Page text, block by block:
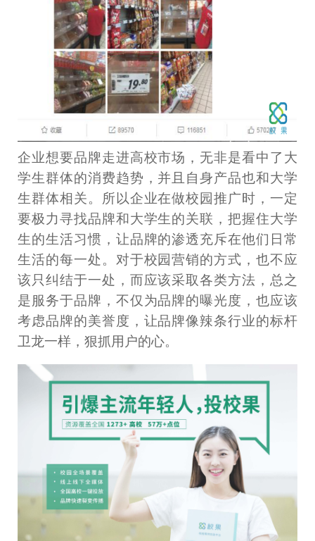
企业想要品牌走进高校市场，无非是看中了大
学生群体的消费趋势，并且自身产品也和大学
生群体相关。所以企业在做校园推广时，一定
要极力寻找品牌和大学生的关联，把握住大学
生的生活习惯，让品牌的渗透充斥在他们日常
生活的每一处。对于校园营销的方式，也不应
该只纠结于一处，而应该采取各类方法，总之
是服务于品牌，不仅为品牌的曝光度，也应该
考虑品牌的美誉度，让品牌像辣条行业的标杆
卫龙一样，狠抓用户的心。